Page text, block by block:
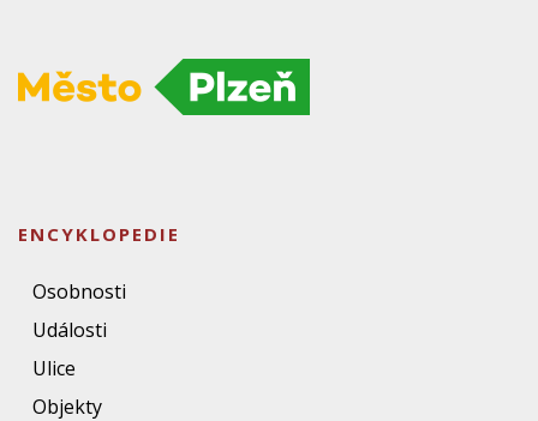
ENCYKLOPEDIE
Osobnosti
Události
Ulice
Objekty